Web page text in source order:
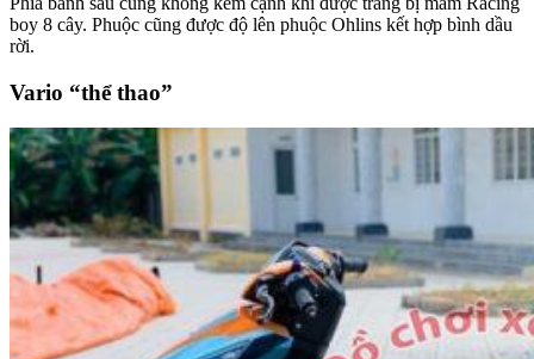
boy 8 cây. Phuộc cũng được độ lên phuộc Ohlins kết hợp bình dầu
rời.
Vario “thể thao”